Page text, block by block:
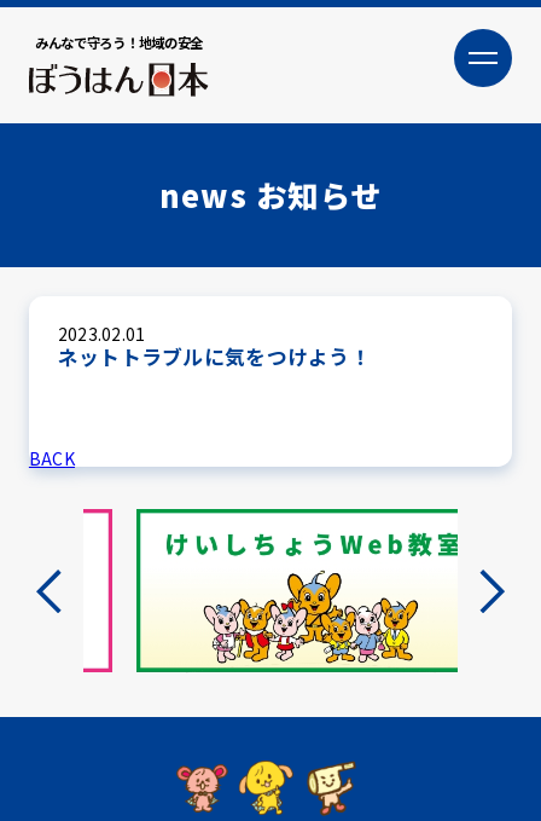
みんなで守ろう！地域の安全
大
防犯活動ニュース
防犯パトロール
news お知らせ
2023.02.01
ネットトラブルに気をつけよう！
BACK